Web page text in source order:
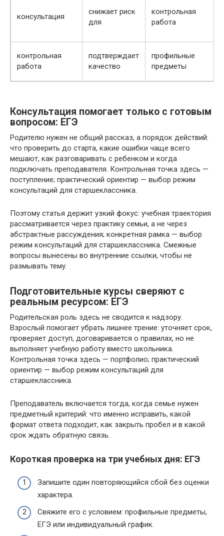
консультация
снижает риск
для
контрольная
работа
контрольная
работа
подтверждает
качество
профильные
предметы
Консультация помогает только с готовым
вопросом: ЕГЭ
Родителю нужен не общий рассказ, а порядок действий:
что проверить до старта, какие ошибки чаще всего
мешают, как разговаривать с ребенком и когда
подключать преподавателя. Контрольная точка здесь —
поступление; практический ориентир — выбор режим
консультаций для старшеклассника.
Поэтому статья держит узкий фокус: учебная траектория
рассматривается через практику семьи, а не через
абстрактные рассуждения; конкретная рамка — выбор
режим консультаций для старшеклассника. Смежные
вопросы вынесены во внутренние ссылки, чтобы не
размывать тему.
Подготовительные курсы сверяют с
реальным ресурсом: ЕГЭ
Родительская роль здесь не сводится к надзору.
Взрослый помогает убрать лишнее трение: уточняет срок,
проверяет доступ, договаривается о правилах, но не
выполняет учебную работу вместо школьника.
Контрольная точка здесь — портфолио; практический
ориентир — выбор режим консультаций для
старшеклассника.
Преподаватель включается тогда, когда семье нужен
предметный критерий: что именно исправить, какой
формат ответа подходит, как закрыть пробел и в какой
срок ждать обратную связь.
Короткая проверка на три учебных дня: ЕГЭ
Запишите один повторяющийся сбой без оценки
характера.
Свяжите его с условием: профильные предметы,
ЕГЭ или индивидуальный график.